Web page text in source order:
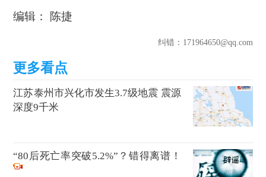
编辑： 陈捷
纠错：171964650@qq.com
江苏泰州市兴化市发生3.7级地震 震源
深度9千米
“80后死亡率突破5.2%”？错得离谱！